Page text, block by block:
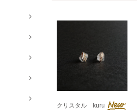
クリスタル kuru